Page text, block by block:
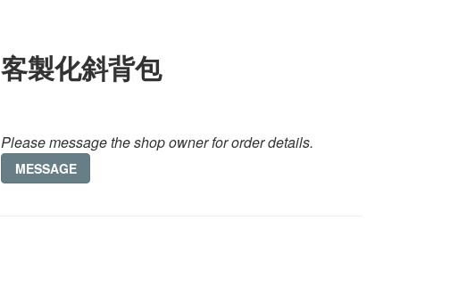
客製化斜背包
Please message the shop owner for order details.
MESSAGE